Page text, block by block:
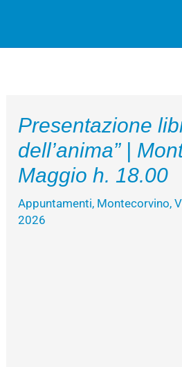
Presentazione
dell’anima” |
Maggio h. 18.00
Appuntamenti, Montecorvino,
2026